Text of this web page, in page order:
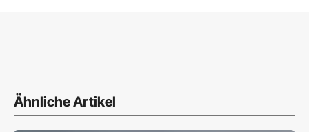
Ähnliche Artikel